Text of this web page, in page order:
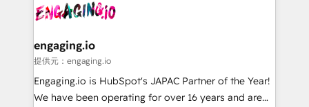
advanced optimization & adoption 📍 São Paulo, BR
• Des Moines, IA • New York, NY
operacional de receita conectando equipes
Também somos distribuidores oficiais da HubSpot
e de mais de 150 softwares globais permitindo
contratar e pagar a HubSpot em reais com nota
fiscal no Brasil e gerar economia de até 50% na
engaging.io
提供元：engaging.io
Engaging.io is HubSpot's JAPAC Partner of the Year!
We have been operating for over 16 years and are